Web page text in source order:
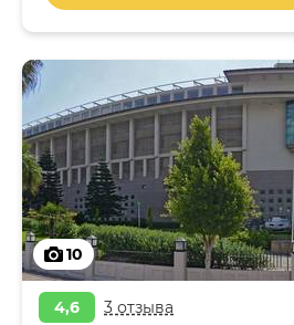
10
4,6 3 отзыва